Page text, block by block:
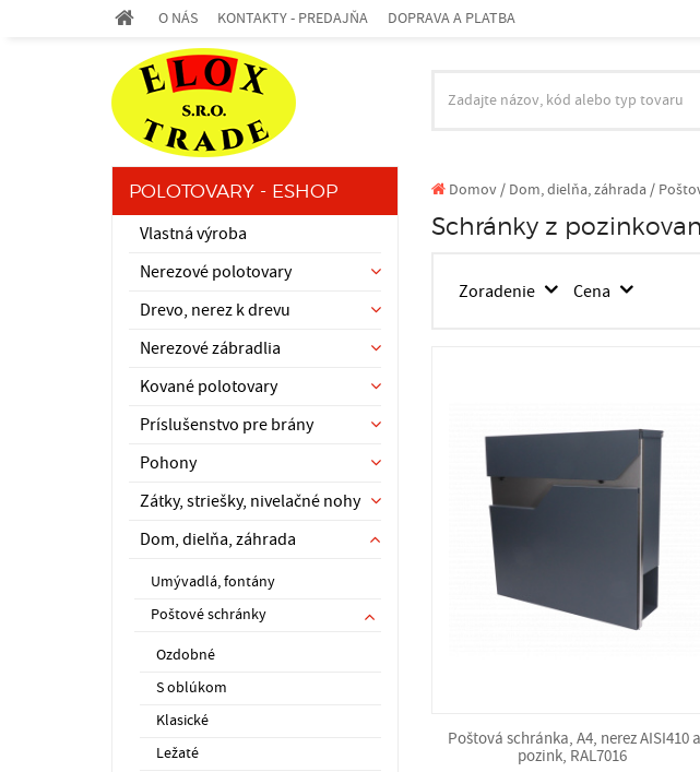
O NÁS KONTAKTY - PREDAJŇA DOPRAVA A PLATBA
POLOTOVARY - ESHOP
Vlastná výroba
Nerezové polotovary
Drevo, nerez k drevu
Nerezové zábradlia
Kované polotovary
Príslušenstvo pre brány
Pohony
Zátky, striešky, nivelačné nohy
Dom, dielňa, záhrada
Umývadlá, fontány
Poštové schránky
Ozdobné
S oblúkom
Klasické
Ležaté
Domov/ Dom, dielňa, záhrada /
Schránky z
Zoradenie Cena
Poštová schránka, A4, nerez AISI410 a
pozink, RAL7016